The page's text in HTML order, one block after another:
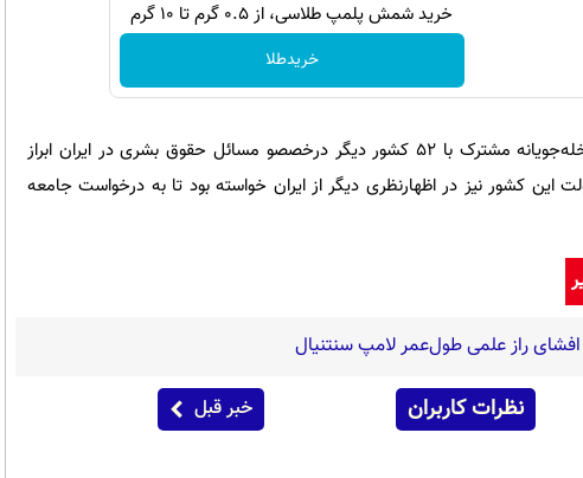
خرید شمش پلمپ طلاسی، از ۰.۵ گرم تا ۱۰ گرم
خریدطلا
روز گذشته نیز دولت انگلیس در بیانیه‌ای مداخله‌جویانه مشترک با 52 کشور دیگر درخصصو مسائل حقوق بشری در ایران ابراز
این کشور نیز در اظهارنظری دیگر از ایران خواسته بود تا به درخواست جامعه
نظرات کاربران خبر قبل